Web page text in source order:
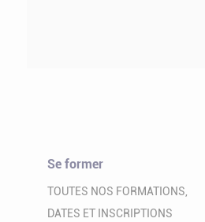
Se former
TOUTES NOS FORMATIONS,
DATES ET INSCRIPTIONS